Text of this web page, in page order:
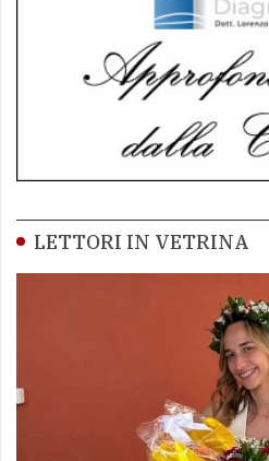
LETTORI IN VETRINA